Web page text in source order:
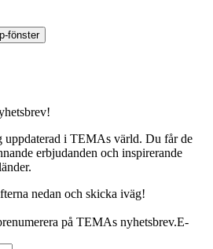
fönster
uppdaterad i TEMAs värld. Du får de
erbjudanden och inspirerande
nedan och skicka iväg!
på TEMAs nyhetsbrev.E-